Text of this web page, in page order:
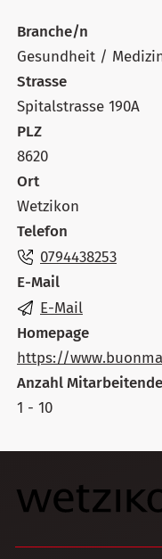
Branche/n
Gesundheit /
Strasse
Spitalstrasse 190A
PLZ
8620
Ort
Wetzikon
Telefon
0794438253
E-Mail
E-Mail
Homepage
https://
Anzahl Mitarbeitende
1 - 10